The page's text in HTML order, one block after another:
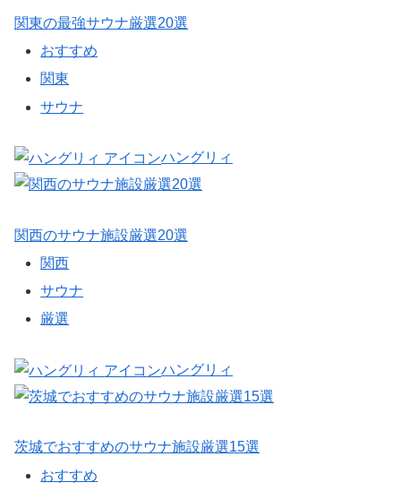
関東の最強サウナ厳選20選
おすすめ
関東
サウナ
ハングリィ
関西のサウナ施設厳選20選
関西
サウナ
厳選
ハングリィ
茨城でおすすめのサウナ施設厳選15選
おすすめ